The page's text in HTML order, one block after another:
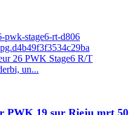
pwk-stage6-rt-d806
26 PWK Stage6 R/T
un...
PWK 19 sur Rieju mrt 50